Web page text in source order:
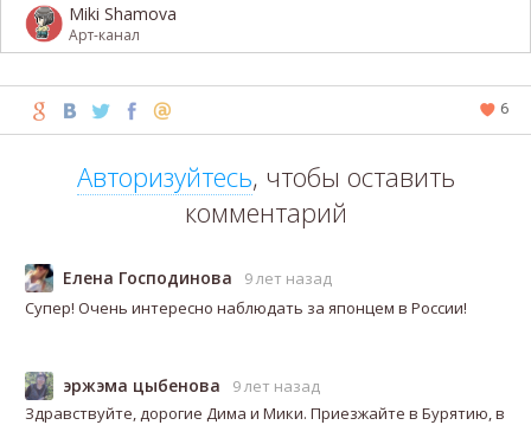
Miki Shamova
Арт-канал
6
Авторизуйтесь, чтобы оставить
комментарий
Елена Господинова
9 лет назад
Супер! Очень интересно наблюдать за японцем в России!
эржэма цыбенова
9 лет назад
Здравствуйте, дорогие Дима и Мики. Приезжайте в Бурятию, в